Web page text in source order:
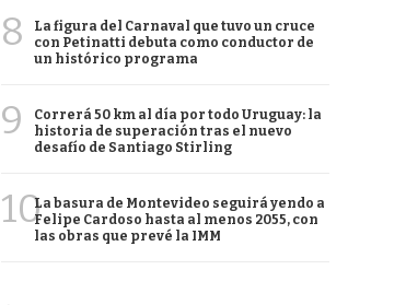
8
La figura del Carnaval que tuvo un cruce
con Petinatti debuta como conductor de
un histórico programa
9
Correrá 50 km al día por todo Uruguay: la
historia de superación tras el nuevo
desafío de Santiago Stirling
10La basura de Montevideo seguirá yendo a
Felipe Cardoso hasta al menos 2055, con
las obras que prevé la IMM